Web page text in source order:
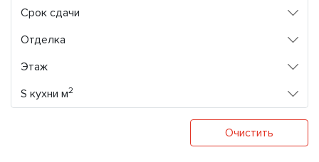
Срок сдачи
Отделка
Этаж
S кухни м2
Очистить